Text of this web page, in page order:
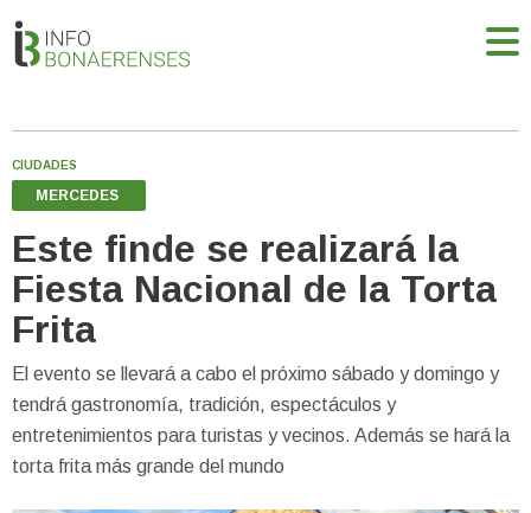
CIUDADES
MERCEDES
Este finde se realizará la
Fiesta Nacional de la Torta
Frita
El evento se llevará a cabo el próximo sábado y domingo y
tendrá gastronomía, tradición, espectáculos y
entretenimientos para turistas y vecinos. Además se hará la
torta frita más grande del mundo